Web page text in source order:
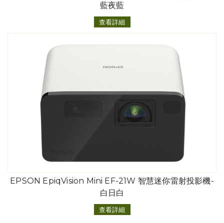
藍夜藍
查看詳細
EPSON EpiqVision Mini EF-21W 智慧迷你雷射投影機-
白日白
查看詳細